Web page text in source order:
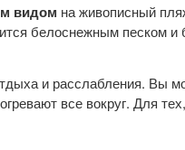
видом на живописный
белоснежным песком
и расслабления. Вы
все вокруг. Для